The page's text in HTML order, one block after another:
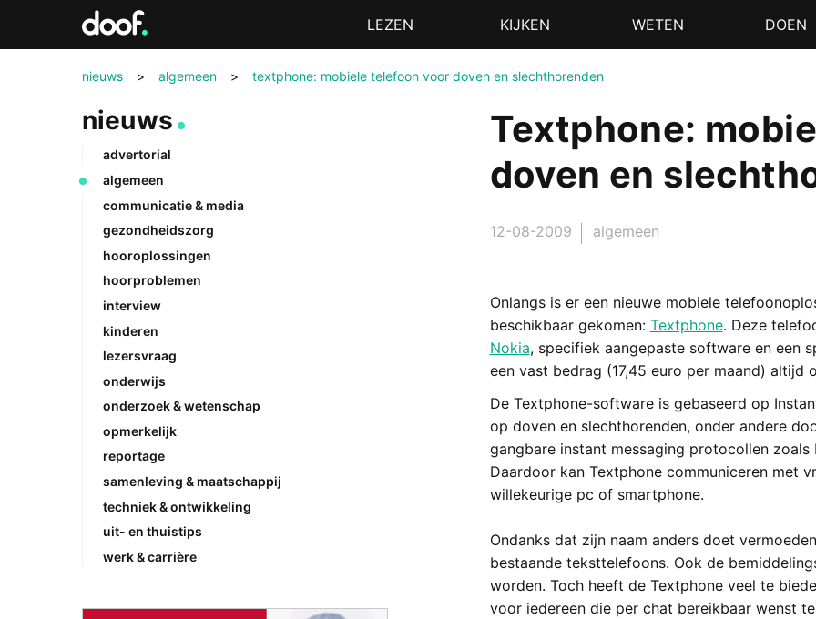
MenuLEZEN KIJKEN WETEN DOEN
nieuws > algemeen > textphone: mobiele telefoon voor doven en slechthorenden
Textphone:
doven en
12-08-2009 algemeen
Onlangs is er een nieuwe mobiele
beschikbaar gekomen: Textphone. Deze
Nokia, specifiek aangepaste software en een
een vast bedrag (17,45 euro per maand) altijd
De Textphone-software is gebaseerd op
op doven en slechthorenden, onder andere
gangbare instant messaging protocollen zoals
Daardoor kan Textphone communiceren met
willekeurige pc of smartphone.
Ondanks dat zijn naam anders doet
bestaande teksttelefoons. Ook de
worden. Toch heeft de Textphone veel te
voor iedereen die per chat bereikbaar wenst
nieuws
advertorial
algemeen
communicatie & media
gezondheidszorg
hooroplossingen
hoorproblemen
interview
kinderen
lezersvraag
onderwijs
onderzoek & wetenschap
opmerkelijk
reportage
samenleving & maatschappij
techniek & ontwikkeling
uit- en thuistips
werk & carrière
Doof.nl